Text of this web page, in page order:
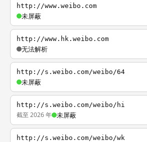
http://www.weibo.com
未屏蔽
http://www.hk.weibo.com
无法解析
http://s.weibo.com/weibo/64
未屏蔽
http://s.weibo.com/weibo/hi
截至 2026 年 未屏蔽
http://s.weibo.com/weibo/wk